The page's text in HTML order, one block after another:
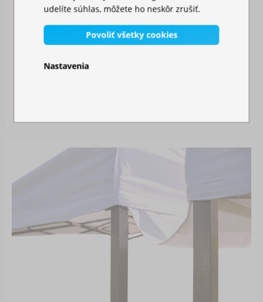
MOSKYTIÉRA NA STAN
udelíte súhlas, môžete ho neskôr zrušiť.
Povoliť všetky cookies
Nastavenia